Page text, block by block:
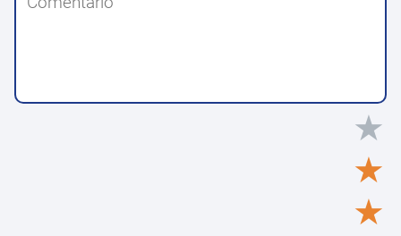
★
★
★